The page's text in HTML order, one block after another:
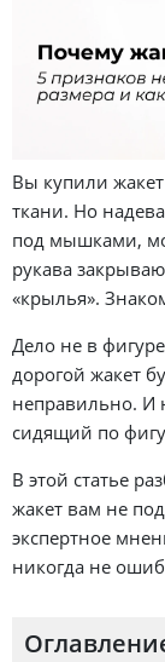
Вы купили
ткани. Но
под мышками,
рукава
«крылья».
Дело не в
дорогой жакет
неправильно. И
сидящий по
В этой статье
жакет вам не
экспертное
никогда не